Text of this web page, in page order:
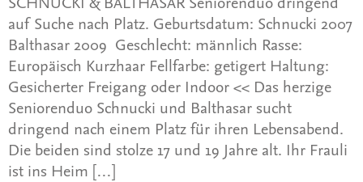
auf Suche nach Platz. Geburtsdatum: Schnucki 2007
Balthasar 2009 Geschlecht: männlich Rasse:
Europäisch Kurzhaar Fellfarbe: getigert Haltung:
Gesicherter Freigang oder Indoor << Das herzige
Seniorenduo Schnucki und Balthasar sucht
dringend nach einem Platz für ihren Lebensabend.
Die beiden sind stolze 17 und 19 Jahre alt. Ihr Frauli
ist ins Heim […]